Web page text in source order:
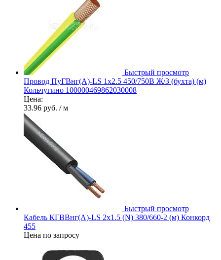
Быстрый просмотр
Провод ПуГВнг(А)-LS 1х2.5 450/750В Ж/З (бухта) (м)
Кольчугино 100000469862030008
Цена:
33.96 руб. / м
Быстрый просмотр
Кабель КГВВнг(А)-LS 2х1.5 (N) 380/660-2 (м) Конкорд
455
Цена по запросу